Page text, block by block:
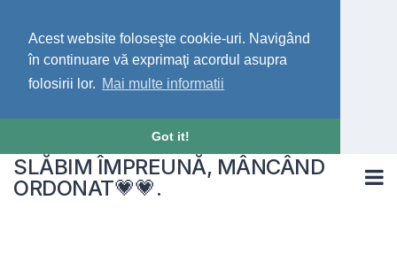
Acest website foloseşte cookie-uri. Navigând
în continuare vă exprimaţi acordul asupra
folosirii lor. Mai multe informatii
Got it!
SLĂBIM ÎMPREUNĂ, MÂNCÂND
ORDONAT💗💗.